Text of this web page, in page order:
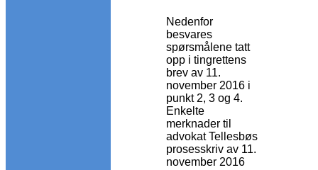
Nedenfor
besvares
spørsmålene tatt
opp i tingrettens
brev av 11.
november 2016 i
punkt 2, 3 og 4.
Enkelte
merknader til
advokat Tellesbøs
prosesskriv av 11.
november 2016